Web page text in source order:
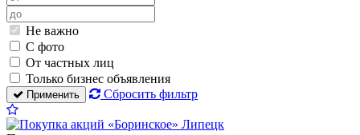
Не важно
С фото
От частных лиц
Только бизнес объявления
Применить Сбросить фильтр